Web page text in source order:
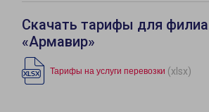
Скачать тарифы для
«Армавир»
Тарифы на услуги перевозки (xlsx)